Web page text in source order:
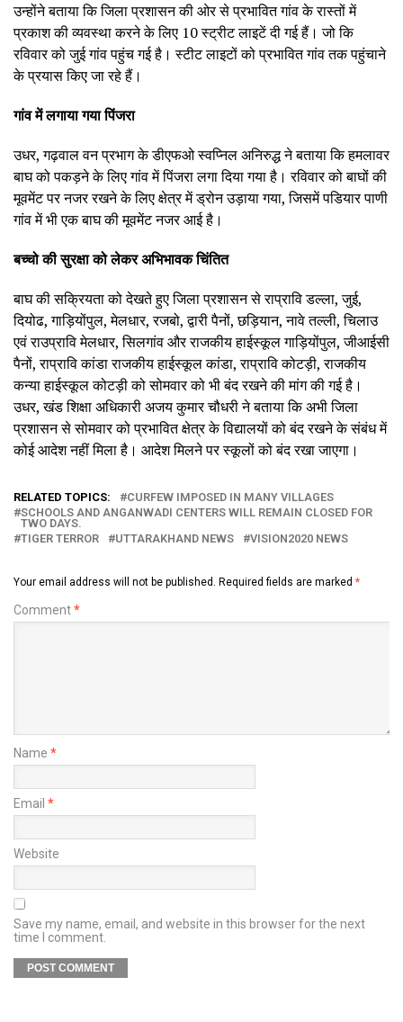
उन्होंने बताया कि जिला प्रशासन की ओर से प्रभावित गांव के रास्तों में
प्रकाश की व्यवस्था करने के लिए 10 स्ट्रीट लाइटें दी गई हैं। जो कि
रविवार को जुई गांव पहुंच गई है। स्टीट लाइटों को प्रभावित गांव तक पहुंचाने
के प्रयास किए जा रहे हैं।
गांव में लगाया गया पिंजरा
उधर, गढ़वाल वन प्रभाग के डीएफओ स्वप्निल अनिरुद्ध ने बताया कि हमलावर
बाघ को पकड़ने के लिए गांव में पिंजरा लगा दिया गया है। रविवार को बाघों की
मूवमेंट पर नजर रखने के लिए क्षेत्र में ड्रोन उड़ाया गया, जिसमें पडियार पाणी
गांव में भी एक बाघ की मूवमेंट नजर आई है।
बच्चो की सुरक्षा को लेकर अभिभावक चिंतित
बाघ की सक्रियता को देखते हुए जिला प्रशासन से राप्रावि डल्ला, जुई,
दियोढ, गाड़ियोंपुल, मेलधार, रजबो, द्वारी पैनों, छड़ियान, नावे तल्ली, चिलाउ
एवं राउप्रावि मेलधार, सिलगांव और राजकीय हाईस्कूल गाड़ियोंपुल, जीआईसी
पैनों, राप्रावि कांडा राजकीय हाईस्कूल कांडा, राप्रावि कोटड़ी, राजकीय
कन्या हाईस्कूल कोटड़ी को सोमवार को भी बंद रखने की मांग की गई है।
उधर, खंड शिक्षा अधिकारी अजय कुमार चौधरी ने बताया कि अभी जिला
प्रशासन से सोमवार को प्रभावित क्षेत्र के विद्यालयों को बंद रखने के संबंध में
कोई आदेश नहीं मिला है। आदेश मिलने पर स्कूलों को बंद रखा जाएगा।
RELATED TOPICS:
CURFEW IMPOSED IN MANY VILLAGES
SCHOOLS AND ANGANWADI CENTERS WILL REMAIN CLOSED FOR
TWO DAYS.
TIGER TERROR
UTTARAKHAND NEWS VISION2020 NEWS
Your email address will not be published. Required fields are marked *
Comment*
Name *
Email *
Website
Save my name, email, and website in this browser for the next
time I comment.